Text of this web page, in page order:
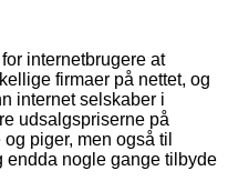
internetbrugere at
firmaer på nettet, og
internet selskaber i
udsalgspriserne på
piger, men også til
nogle gange tilbyde